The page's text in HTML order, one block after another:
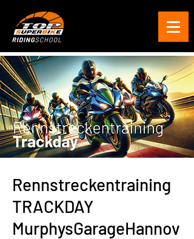
Rennstreckentraining
TRACKDAY
MurphysGarageHannov